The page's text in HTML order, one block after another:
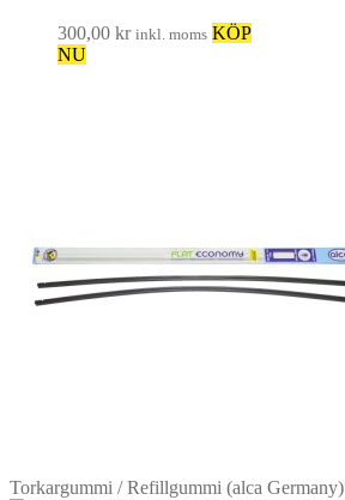
300,00 kr inkl. moms KÖP
NU
Torkargummi / Refillgummi (alca Germany)